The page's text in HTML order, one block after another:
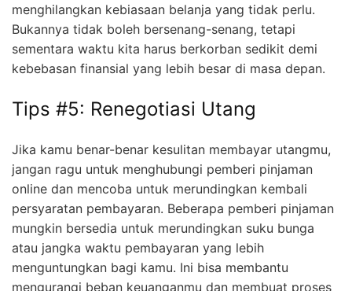
menghilangkan kebiasaan belanja yang tidak perlu.
Bukannya tidak boleh bersenang-senang, tetapi
sementara waktu kita harus berkorban sedikit demi
kebebasan finansial yang lebih besar di masa depan.
Tips #5: Renegotiasi Utang
Jika kamu benar-benar kesulitan membayar utangmu,
jangan ragu untuk menghubungi pemberi pinjaman
online dan mencoba untuk merundingkan kembali
persyaratan pembayaran. Beberapa pemberi pinjaman
mungkin bersedia untuk merundingkan suku bunga
atau jangka waktu pembayaran yang lebih
menguntungkan bagi kamu. Ini bisa membantu
mengurangi beban keuanganmu dan membuat proses